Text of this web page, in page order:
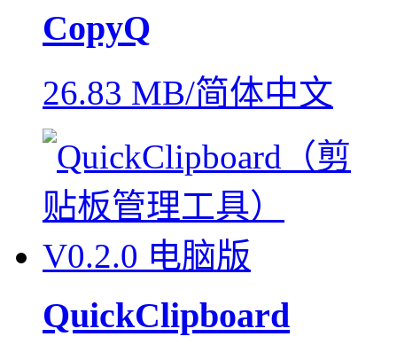
CopyQ
26.83 MB/简体中文
QuickClipboard